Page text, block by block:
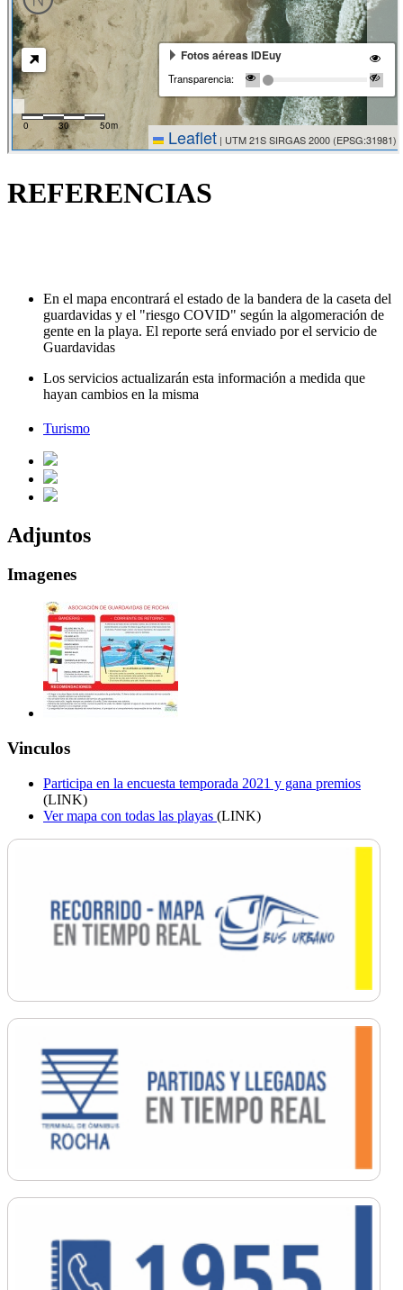
REFERENCIAS
En el mapa encontrará el estado de la bandera de la caseta del
guardavidas y el "riesgo COVID" según la algomeración de
gente en la playa. El reporte será enviado por el servicio de
Guardavidas
Los servicios actualizarán esta información a medida que
hayan cambios en la misma
Turismo
Adjuntos
Imagenes
Vinculos
Participa en la encuesta temporada 2021 y gana premios
(LINK)
Ver mapa con todas las playas (LINK)